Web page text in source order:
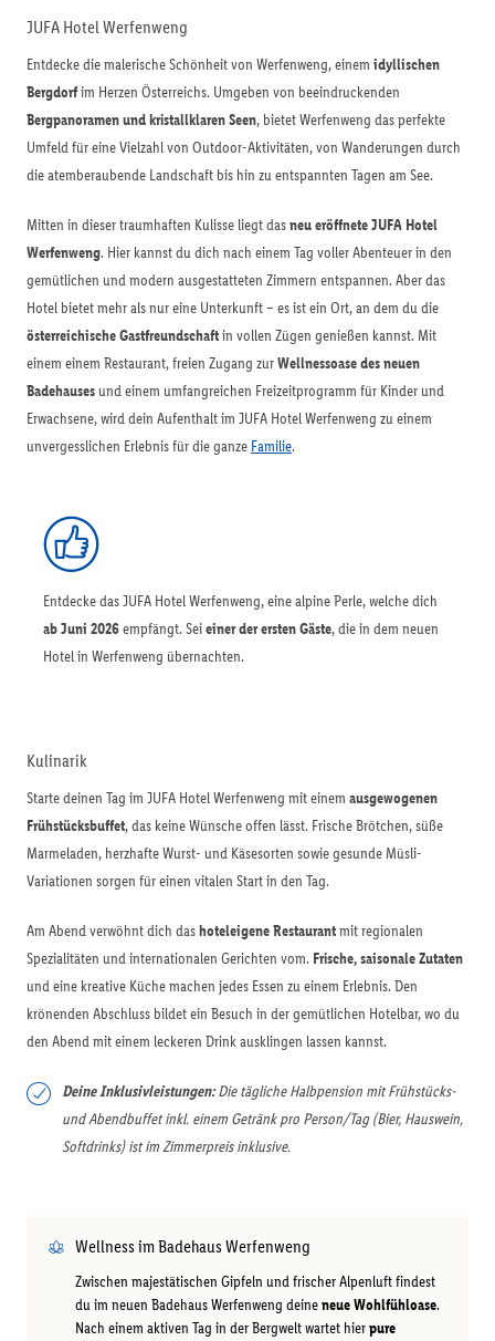
JUFA Hotel Werfenweng
Entdecke die malerische Schönheit von Werfenweng, einem idyllischen
Bergdorfim Herzen Österreichs. Umgeben von beeindruckenden
Bergpanoramen und kristallklaren Seen, bietet Werfenweng das perfekte
Umfeld für eine Vielzahl von Outdoor-Aktivitäten, von Wanderungen durch
die atemberaubende Landschaft bis hin zu entspannten Tagen am See.
Mitten in dieser traumhaften Kulisse liegt dasneu eröffnete JUFA Hotel
Werfenweng. Hier kannst du dich nach einem Tag voller Abenteuer in den
gemütlichen und modern ausgestatteten Zimmern entspannen. Aber das
Hotel bietet mehr als nur eine Unterkunft – es ist ein Ort, an dem du die
österreichische Gastfreundschaftin vollen Zügen genießen kannst. Mit
einem einem Restaurant, freien Zugang zurWellnessoase des neuen
Badehauses und einem umfangreichen Freizeitprogramm für Kinder und
Erwachsene, wird dein Aufenthalt im JUFA Hotel Werfenweng zu einem
unvergesslichen Erlebnis für die ganze Familie.
Entdecke das JUFA Hotel Werfenweng, eine alpine Perle, welche dich
ab Juni 2026empfängt. Seieiner der ersten Gäste, die in dem neuen
Hotel in Werfenweng übernachten.
Kulinarik
Starte deinen Tag im JUFA Hotel Werfenweng mit einem ausgewogenen
Frühstücksbuffet, das keine Wünsche offen lässt. Frische Brötchen, süße
Marmeladen, herzhafte Wurst- und Käsesorten sowie gesunde Müsli-
Variationen sorgen für einen vitalen Start in den Tag.
Am Abend verwöhnt dich dashoteleigene Restaurantmit regionalen
Spezialitäten und internationalen Gerichten vom. Frische, saisonale Zutaten
und eine kreative Küche machen jedes Essen zu einem Erlebnis. Den
krönenden Abschluss bildet ein Besuch in der gemütlichen Hotelbar, wo du
den Abend mit einem leckeren Drink ausklingen lassen kannst.
Deine Inklusivleistungen:Die tägliche Halbpension mit Frühstücks-
und Abendbuffet inkl. einem Getränk pro Person/Tag (Bier, Hauswein,
Softdrinks) ist im Zimmerpreis inklusive.
Wellness im Badehaus Werfenweng
Zwischen majestätischen Gipfeln und frischer Alpenluft findest
du im neuen Badehaus Werfenweng deineneue Wohlfühloase.
Nach einem aktiven Tag in der Bergwelt wartet hierpure